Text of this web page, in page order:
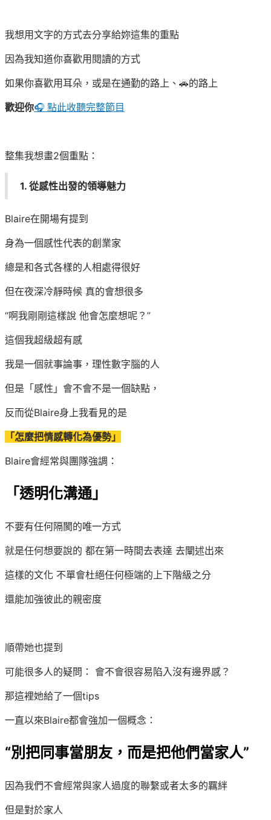
我想用文字的方式去分享給妳這集的重點
因為我知道你喜歡用閱讀的方式
如果你喜歡用耳朵，或是在通勤的路上、🚗的路上
歡迎你🎧 點此收聽完整節目
整集我想畫2個重點：
1. 從感性出發的領導魅力
Blaire在開場有提到
身為一個感性代表的創業家
總是和各式各樣的人相處得很好
但在夜深冷靜時候 真的會想很多
“啊我剛剛這樣說 他會怎麼想呢？”
這個我超級超有感
我是一個就事論事，理性數字腦的人
但是「感性」會不會不是一個缺點，
反而從Blaire身上我看見的是
「怎麼把情感轉化為優勢」
Blaire會經常與團隊強調：
「透明化溝通」
不要有任何隔閡的唯一方式
就是任何想要說的 都在第一時間去表達 去闡述出來
這樣的文化 不單會杜絕任何極端的上下階級之分
還能加強彼此的親密度
順帶她也提到
可能很多人的疑問： 會不會很容易陷入沒有邊界感？
那這裡她給了一個tips
一直以來Blaire都會強加一個概念：
“別把同事當朋友，而是把他們當家人”
因為我們不會經常與家人過度的聯繫或者太多的羈絆
但是對於家人